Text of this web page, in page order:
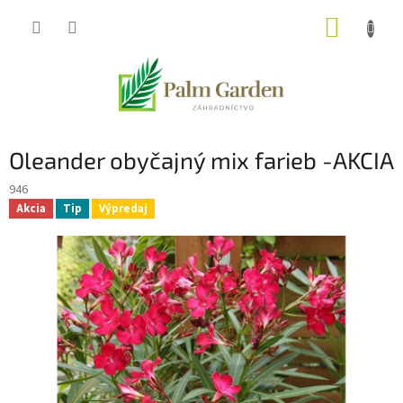
Oleander obyčajný mix farieb -AKCIA
946
Akcia Tip Výpredaj